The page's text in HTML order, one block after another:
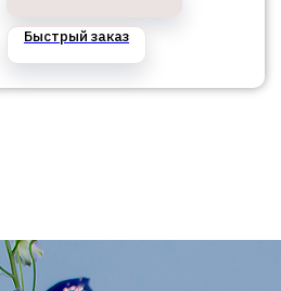
Быстрый заказ